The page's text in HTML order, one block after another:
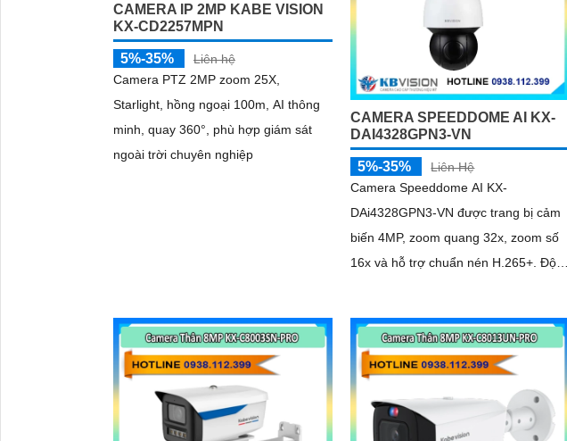
CAMERA IP 2MP KABE VISION
KX-CD2257MPN
5%-35%
Liên hệ
Camera PTZ 2MP zoom 25X,
Starlight, hồng ngoại 100m, AI thông
minh, quay 360°, phù hợp giám sát
ngoài trời chuyên nghiệp
CAMERA SPEEDDOME AI KX-
DAI4328GPN3-VN
5%-35%
Liên Hệ
Camera Speeddome AI KX-
DAi4328GPN3-VN được trang bị cảm
biến 4MP, zoom quang 32x, zoom số
16x và hỗ trợ chuẩn nén H.265+. Độ